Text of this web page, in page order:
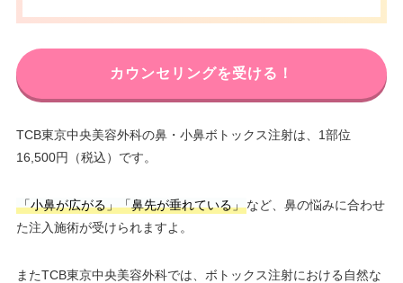
カウンセリングを受ける！
TCB東京中央美容外科の鼻・小鼻ボトックス注射は、1部位
16,500円（税込）です。
「小鼻が広がる」「鼻先が垂れている」など、鼻の悩みに合わせ
た注入施術が受けられますよ。
またTCB東京中央美容外科では、ボトックス注射における自然な